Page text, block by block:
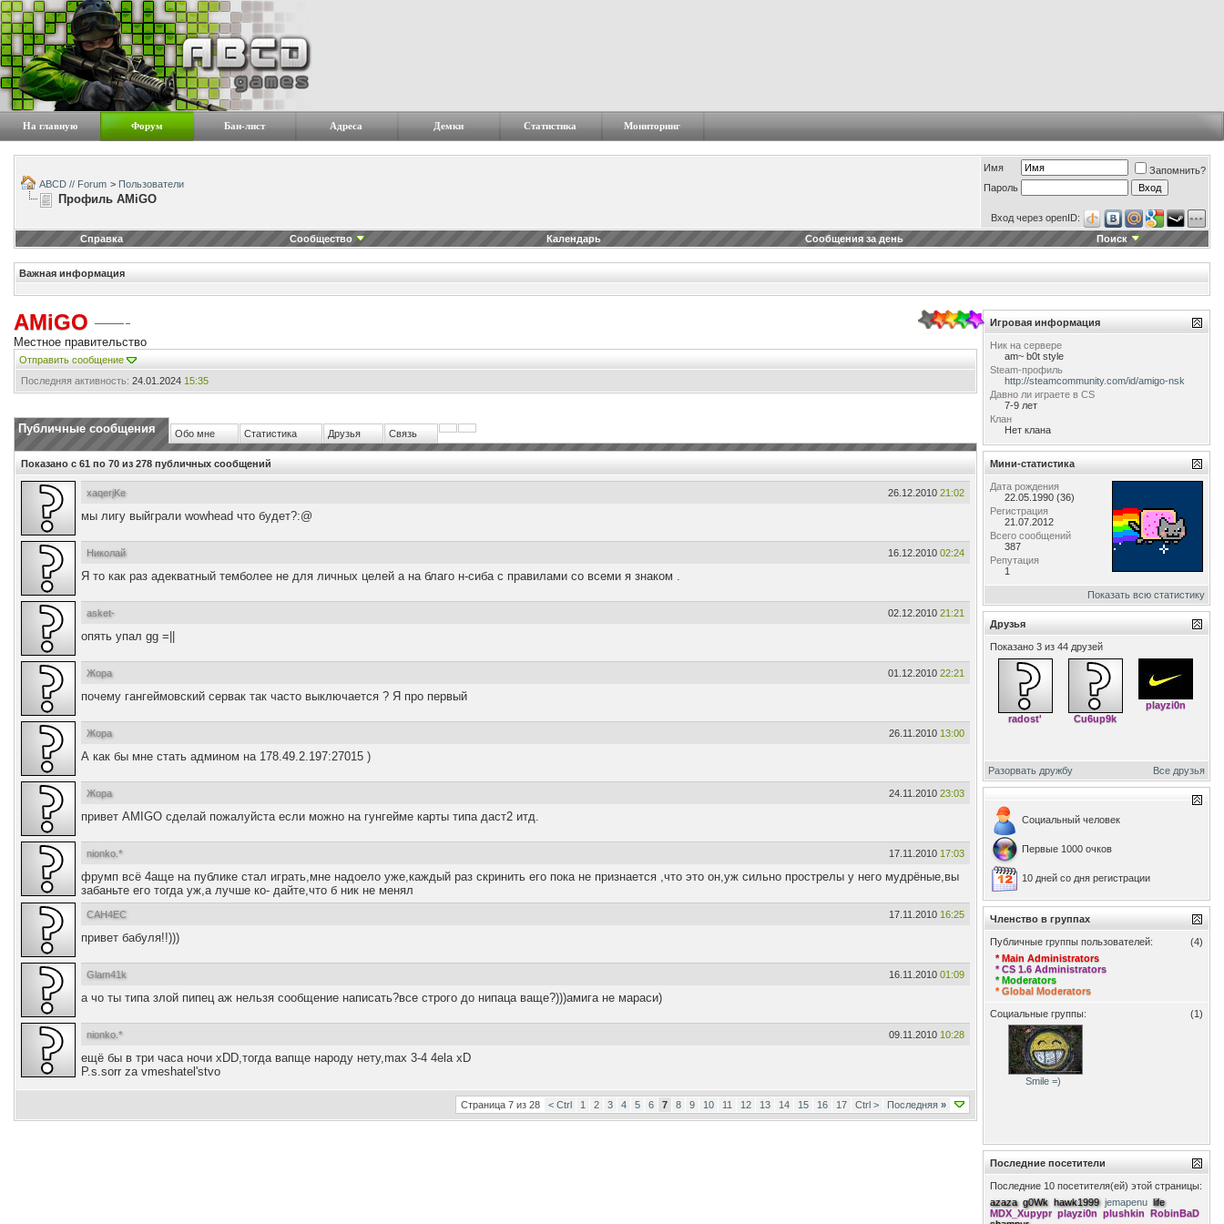
На главную Форум Бан-лист Адреса Демки Статистика Мониторинг
ABCD // Forum > Пользователи
Профиль AMiGO
Имя
Запомнить?
Пароль
Вход через openID:
Справка
Сообщество Календарь Сообщения за день Поиск
Важная информация
AMiGO
Местное правительство
Отправить сообщение
Последняя активность: 24.01.2024 15:35
Публичные сообщения Обо мне Статистика Друзья Связь
Показано с 61 по 70 из 278 публичных сообщений
26.12.2010 21:02
xaqerjKe
мы лигу выйграли wowhead что будет?:@
16.12.2010 02:24
Николай
Я то как раз адекватный темболее не для личных целей а на благо н-сиба с правилами со всеми я знаком .
02.12.2010 21:21
asket-
опять упал gg =||
01.12.2010 22:21
Жора
почему гангеймовский сервак так часто выключается ? Я про первый
26.11.2010 13:00
Жора
А как бы мне стать админом на 178.49.2.197:27015 )
24.11.2010 23:03
Жора
привет AMIGO сделай пожалуйста если можно на гунгейме карты типа даст2 итд.
17.11.2010 17:03
nionko.*
фрумп всё 4аще на публике стал играть,мне надоело уже,каждый раз скринить его пока не признается ,что это он,уж сильно прострелы у него мудрёные,вы
забаньте его тогда уж,а лучше ко- дайте,что б ник не менял
17.11.2010 16:25
CAH4EC
привет бабуля!!)))
16.11.2010 01:09
Glam41k
а чо ты типа злой пипец аж нельзя сообщение написать?все строго до нипаца ваще?)))амига не мараси)
09.11.2010 10:28
nionko.*
ещё бы в три часа ночи xDD,тогда вапще народу нету,max 3-4 4ela xD
P.s.sorr za vmeshatel'stvo
Страница 7 из 28 < Ctrl 1 2 3 4 5 6 7 8 9 10 11 12 13 14 15 16 17 Ctrl > Последняя »
Игровая информация
Ник на сервере
am~ b0t style
Steam-профиль
http://steamcommunity.com/id/amigo-nsk
Давно ли играете в CS
7-9 лет
Клан
Нет клана
Мини-статистика
Дата рождения
22.05.1990 (36)
Регистрация
21.07.2012
Всего сообщений
387
Репутация
1
Показать всю статистику
Друзья
Показано 3 из 44 друзей
radost' Cu6up9k
playzi0n
Разорвать дружбу Все друзья
Социальный человек
Первые 1000 очков
10 дней со дня регистрации
Членство в группах
(4)
Публичные группы пользователей:
* Main Administrators
* CS 1.6 Administrators
* Moderators
* Global Moderators
(1)
Социальные группы:
Smile =)
Последние посетители
Последние 10 посетителя(ей) этой страницы:
azaza g0Wk hawk1999 jemapenu life
MDX_Xupypr playzi0n plushkin RobinBaD